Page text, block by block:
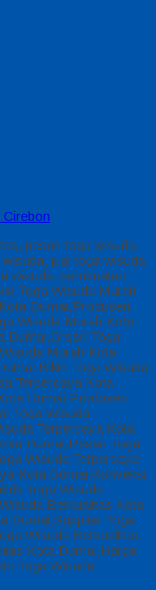
Cirebon
pesan toga wisuda,
jual toga wisuda
wisuda, pembuatan
Toga Wisuda Murah
Dumai,Produsen
Wisuda Murah Kota
Dumai,Grosir Toga
Murah Kota
Toga Wisuda
Terpercaya Kota
Dumai,Produsen
Toga Wisuda
Terpercaya Kota
Dumai,Pesan Toga
Wisuda Terpercaya
Kota Dumai,Konveksi
Toga Wisuda
Berkualitas Kota
Dumai,Supplier Toga
Wisuda Berkualitas
Kota Dumai,Harga
Toga Wisuda